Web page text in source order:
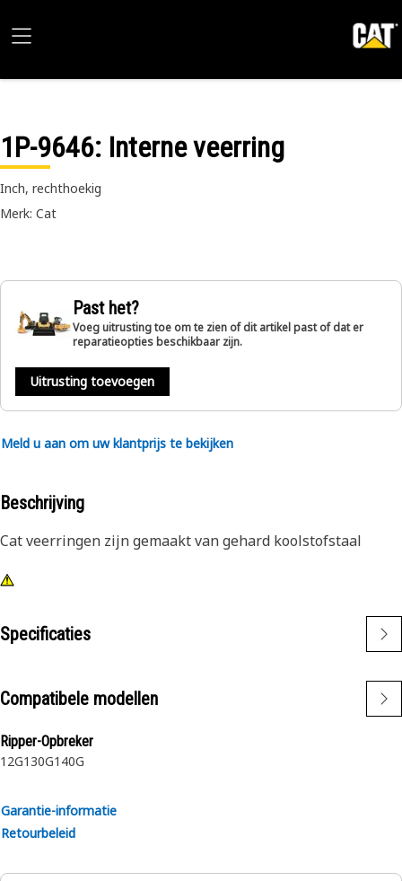
1P-9646: Interne veerring
Inch, rechthoekig
Merk: Cat
Past het?
Voeg uitrusting toe om te zien of dit artikel past of dat er
reparatieopties beschikbaar zijn.
Uitrusting toevoegen
Meld u aan om uw klantprijs te bekijken
Beschrijving
Cat veerringen zijn gemaakt van gehard koolstofstaal
Specificaties
Compatibele modellen
Ripper-Opbreker
12G130G140G
Garantie-informatie
Retourbeleid